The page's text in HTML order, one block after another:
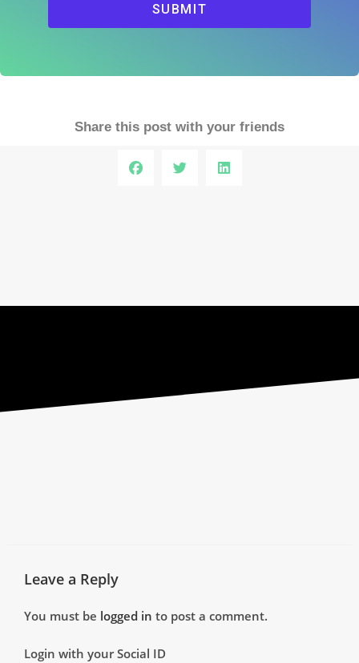
SUBMIT
Share this post with your friends
Leave a Reply
You must be logged in to post a comment.
Login with your Social ID